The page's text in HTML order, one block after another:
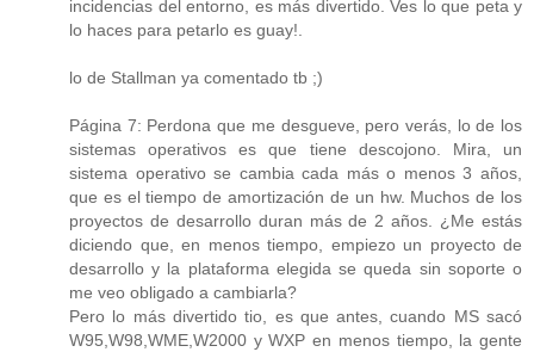
incidencias del entorno, es más divertido. Ves lo que peta y
lo haces para petarlo es guay!.
lo de Stallman ya comentado tb ;)
Página 7: Perdona que me desgueve, pero verás, lo de los
sistemas operativos es que tiene descojono. Mira, un
sistema operativo se cambia cada más o menos 3 años,
que es el tiempo de amortización de un hw. Muchos de los
proyectos de desarrollo duran más de 2 años. ¿Me estás
diciendo que, en menos tiempo, empiezo un proyecto de
desarrollo y la plataforma elegida se queda sin soporte o
me veo obligado a cambiarla?
Pero lo más divertido tio, es que antes, cuando MS sacó
W95,W98,WME,W2000 y WXP en menos tiempo, la gente